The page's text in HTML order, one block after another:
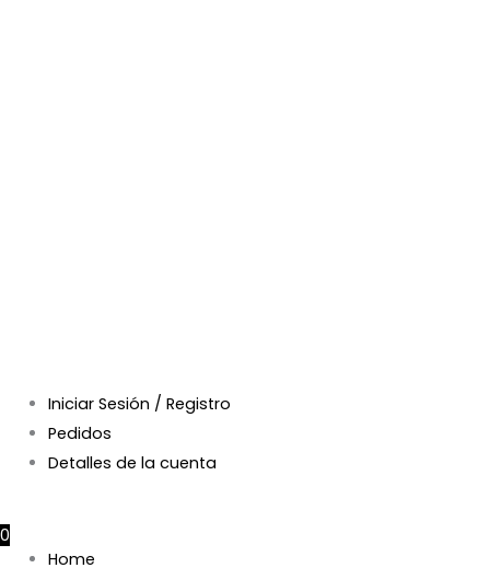
Iniciar Sesión / Registro
Pedidos
Detalles de la cuenta
0
Home